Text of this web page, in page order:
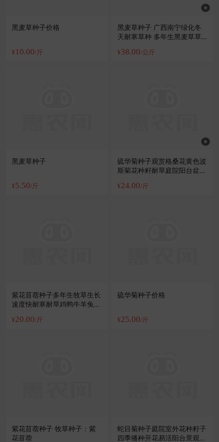
黑麦草种子价格
¥ 10.00/斤
黑麦草种子 广西南宁绿化冬
天耐寒草种 多年生黑麦草草
¥38.00/公斤
黑麦草种子
¥5.50/斤
硫华菊种子观赏格桑花黄色波
斯菊花种籽耐旱庭院阳台盆栽
¥24.00/斤
紫花苜蓿种子多年生牧草生长
速度快耐寒耐旱鸡鸭牛羊兔鱼
¥20.00/斤
硫华菊种子价格
¥25.00/斤
紫花苜蓿种子 牧草种子：紫
花苜蓿
蛇目菊种子庭院室外花种籽子
四季播种开花易活阳台景观绿